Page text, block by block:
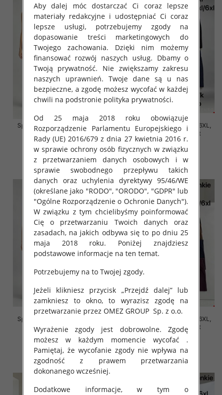
Spodnie damskie Roz 2XL-6XL,
Mix Kolor Paczka 12 szt
16.00 zł
szczegóły
Spodnie damskie Roz 2XL-6XL,
Mix Kolor Paczka 12 szt
16.00 zł
szczegóły
Spodnie damskie Roz 2XL-6XL,
Mix Kolor Paczka 12 szt
16.00 zł
szczegóły
Spodnie damskie Roz 2XL-6XL,
Mix Kolor Paczka 12 szt
16.00 zł
szczegóły
Aby dalej móc dostarczać Ci coraz lepsze
materiały redakcyjne i udostępniać Ci coraz
lepsze usługi, potrzebujemy zgody na
dopasowanie treści marketingowych do
Twojego zachowania. Dzięki nim możemy
finansować rozwój naszych usług. Dbamy o
Twoją prywatność. Nie zwiększamy zakresu
naszych uprawnień. Twoje dane są u nas
bezpieczne, a zgodę możesz wycofać w każdej
chwili na podstronie polityka prywatności.
Od 25 maja 2018 roku obowiązuje
Rozporządzenie Parlamentu Europejskiego i
Rady (UE) 2016/679 z dnia 27 kwietnia 2016 r.
w sprawie ochrony osób fizycznych w związku
z przetwarzaniem danych osobowych i w
sprawie swobodnego przepływu takich
danych oraz uchylenia dyrektywy 95/46/WE
(określane jako "RODO", "ORODO", "GDPR" lub
"Ogólne Rozporządzenie o Ochronie Danych").
W związku z tym chcielibyśmy poinformować
Cię o przetwarzaniu Twoich danych oraz
zasadach, na jakich odbywa się to po dniu 25
maja 2018 roku. Poniżej znajdziesz
podstawowe informacje na ten temat.
Potrzebujemy na to Twojej zgody.
Jeżeli klikniesz przycisk „Przejdź dalej” lub
zamkniesz to okno, to wyrazisz zgodę na
przetwarzanie przez OMEZ GROUP Sp. z o.o.
Wyrażenie zgody jest dobrowolne. Zgodę
możesz w każdym momencie wycofać .
Pamiętaj, że wycofanie zgody nie wpływa na
zgodność z prawem przetwarzania
dokonanego wcześniej.
Dodatkowe informacje, w tym o